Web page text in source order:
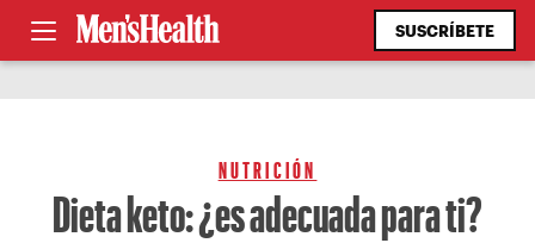
SUSCRÍBETE
NUTRICIÓN
Dieta keto: ¿es adecuada para ti?